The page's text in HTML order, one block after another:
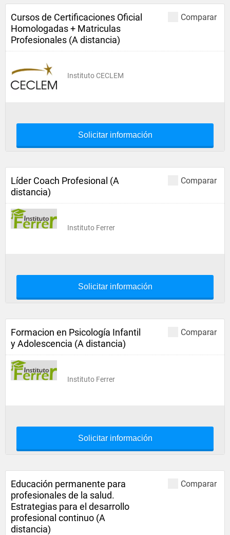
Comparar
Cursos de Certificaciones Oficial
Homologadas + Matriculas
Profesionales (A distancia)
Instituto CECLEM
Solicitar información
Comparar
Líder Coach Profesional (A
distancia)
Instituto Ferrer
Solicitar información
Comparar
Formacion en Psicología Infantil
y Adolescencia (A distancia)
Instituto Ferrer
Solicitar información
Comparar
Educación permanente para
profesionales de la salud.
Estrategias para el desarrollo
profesional continuo (A
distancia)